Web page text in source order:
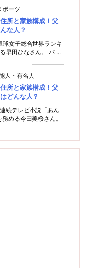
ポーツ
所と家族構成！父
な人？
女子総合世界ランキ
早田ひなさん。 パ ...
人・有名人
所と家族構成！父
どんな人？
続テレビ小説「あん
める今田美桜さん。